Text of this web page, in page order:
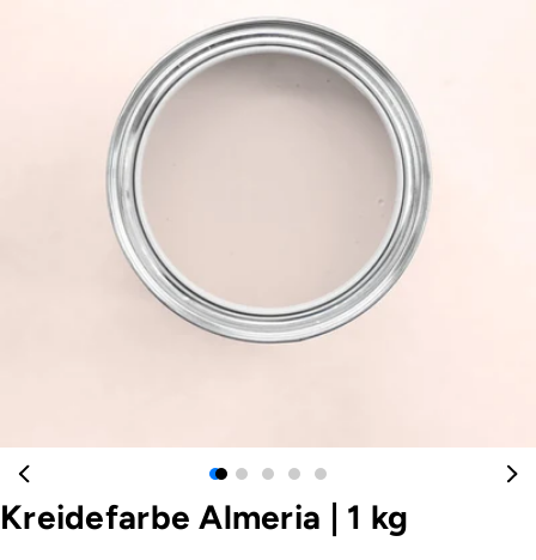
Sie das Medium 0 im Modalformat
Kreidefarbe Almeria 1 kg